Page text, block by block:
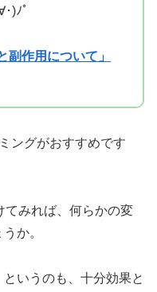
)ﾉﾟ
副作用について」
ングがおすすめです
てみれば、何らかの変
か。
というのも、十分効果と